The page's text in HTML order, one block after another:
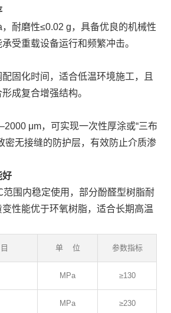
耐磨性≤0.02 g，具备优良的机械性
受重载设备运行和频繁冲击。
固化时间，适合低温环境施工，且
成复合增强结构。
μm，可实现一次性厚涂或“三布
密无接缝的防护层，有效防止介质渗
好
围内稳定使用，部分酚醛型树脂耐
性能优于环氧树脂，适合长期高温
单 位 参数指标
MPa ≥130
MPa ≥230